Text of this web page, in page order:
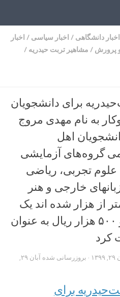
اخبار دانشگاهی / اخبار سیاسی / اخبار
پرورش / مشاهیر تربت حیدریه /
برای دانشجویان
به نام مهدی مروج
نفر از دانشجویان اهل
گروه‌های آزمایشی
تجربی، ریاضی
خارجی و هنر
از هزار شده اند یک
میلیارد و ۸۶۷ میلیون و ۵۰۰ هزار ریال به عنوان
کرد
· بروزرسانی شده
آبان ۲۹,